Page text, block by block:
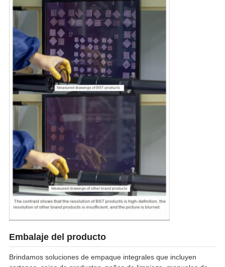
Embalaje del producto
Brindamos soluciones de empaque integrales que incluyen